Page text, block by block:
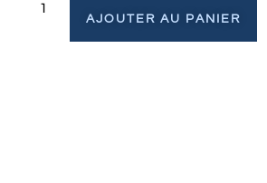
AJOUTER AU PANIER